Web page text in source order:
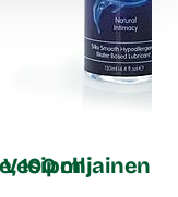
100 ml